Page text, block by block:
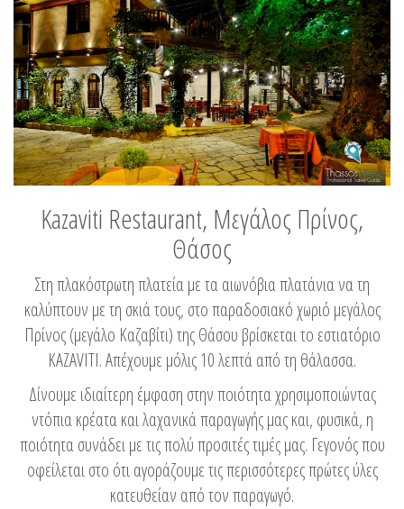
Kazaviti Restaurant, Μεγάλος Πρίνος,
Θάσος
Στη πλακόστρωτη πλατεία με τα αιωνόβια πλατάνια να τη
καλύπτουν με τη σκιά τους, στο παραδοσιακό χωριό μεγάλος
Πρίνος (μεγάλο Καζαβίτι) της Θάσου βρίσκεται το εστιατόριο
KAZAVITI. Απέχουμε μόλις 10 λεπτά από τη θάλασσα.
Δίνουμε ιδιαίτερη έμφαση στην ποιότητα χρησιμοποιώντας
ντόπια κρέατα και λαχανικά παραγωγής μας και, φυσικά, η
ποιότητα συνάδει με τις πολύ προσιτές τιμές μας. Γεγονός που
οφείλεται στο ότι αγοράζουμε τις περισσότερες πρώτες ύλες
κατευθείαν από τον παραγωγό.